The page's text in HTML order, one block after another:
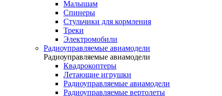
Малышам
Спинеры
Стульчики для кормления
Треки
Электромобили
Радиоуправляемые авиамодели
Радиоуправляемые авиамодели
Квадрокоптеры
Летающие игрушки
Радиоуправляемые авиамодели
Радиоуправляемые вертолеты